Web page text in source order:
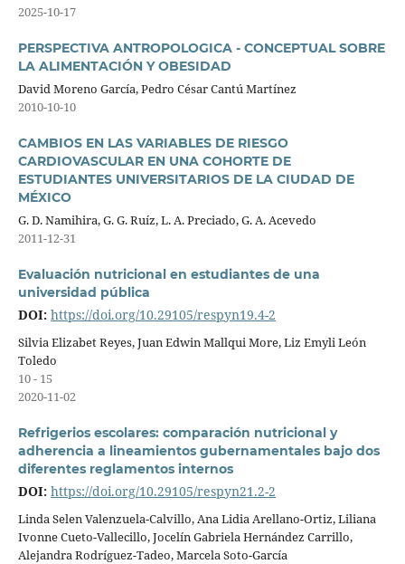
2025-10-17
PERSPECTIVA ANTROPOLOGICA - CONCEPTUAL SOBRE
LA ALIMENTACIÓN Y OBESIDAD
David Moreno García, Pedro César Cantú Martínez
2010-10-10
CAMBIOS EN LAS VARIABLES DE RIESGO
CARDIOVASCULAR EN UNA COHORTE DE
ESTUDIANTES UNIVERSITARIOS DE LA CIUDAD DE
MÉXICO
G. D. Namihira, G. G. Ruíz, L. A. Preciado, G. A. Acevedo
2011-12-31
Evaluación nutricional en estudiantes de una
universidad pública
DOI: https://doi.org/10.29105/respyn19.4-2
Silvia Elizabet Reyes, Juan Edwin Mallqui More, Liz Emyli León
Toledo
10 - 15
2020-11-02
Refrigerios escolares: comparación nutricional y
adherencia a lineamientos gubernamentales bajo dos
diferentes reglamentos internos
DOI: https://doi.org/10.29105/respyn21.2-2
Linda Selen Valenzuela-Calvillo, Ana Lidia Arellano-Ortiz, Liliana
Ivonne Cueto-Vallecillo, Jocelín Gabriela Hernández Carrillo,
Alejandra Rodríguez-Tadeo, Marcela Soto-García